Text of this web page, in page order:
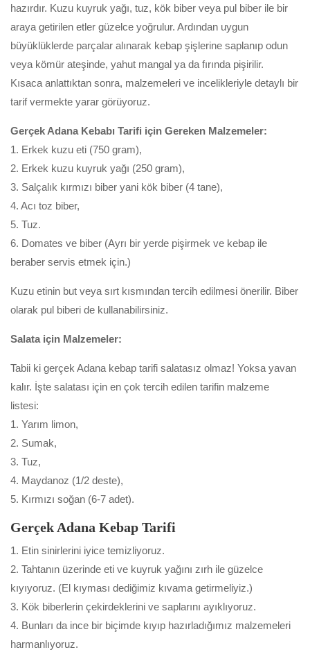
hazırdır. Kuzu kuyruk yağı, tuz, kök biber veya pul biber ile bir
araya getirilen etler güzelce yoğrulur. Ardından uygun
büyüklüklerde parçalar alınarak kebap şişlerine saplanıp odun
veya kömür ateşinde, yahut mangal ya da fırında pişirilir.
Kısaca anlattıktan sonra, malzemeleri ve incelikleriyle detaylı bir
tarif vermekte yarar görüyoruz.
Gerçek Adana Kebabı Tarifi için Gereken Malzemeler:
1. Erkek kuzu eti (750 gram),
2. Erkek kuzu kuyruk yağı (250 gram),
3. Salçalık kırmızı biber yani kök biber (4 tane),
4. Acı toz biber,
5. Tuz.
6. Domates ve biber (Ayrı bir yerde pişirmek ve kebap ile
beraber servis etmek için.)
Kuzu etinin but veya sırt kısmından tercih edilmesi önerilir. Biber
olarak pul biberi de kullanabilirsiniz.
Salata için Malzemeler:
Tabii ki gerçek Adana kebap tarifi salatasız olmaz! Yoksa yavan
kalır. İşte salatası için en çok tercih edilen tarifin malzeme
listesi:
1. Yarım limon,
2. Sumak,
3. Tuz,
4. Maydanoz (1/2 deste),
5. Kırmızı soğan (6-7 adet).
Gerçek Adana Kebap Tarifi
1. Etin sinirlerini iyice temizliyoruz.
2. Tahtanın üzerinde eti ve kuyruk yağını zırh ile güzelce
kıyıyoruz. (El kıyması dediğimiz kıvama getirmeliyiz.)
3. Kök biberlerin çekirdeklerini ve saplarını ayıklıyoruz.
4. Bunları da ince bir biçimde kıyıp hazırladığımız malzemeleri
harmanlıyoruz.